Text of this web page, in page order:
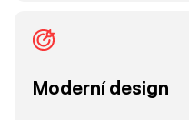
Moderní design